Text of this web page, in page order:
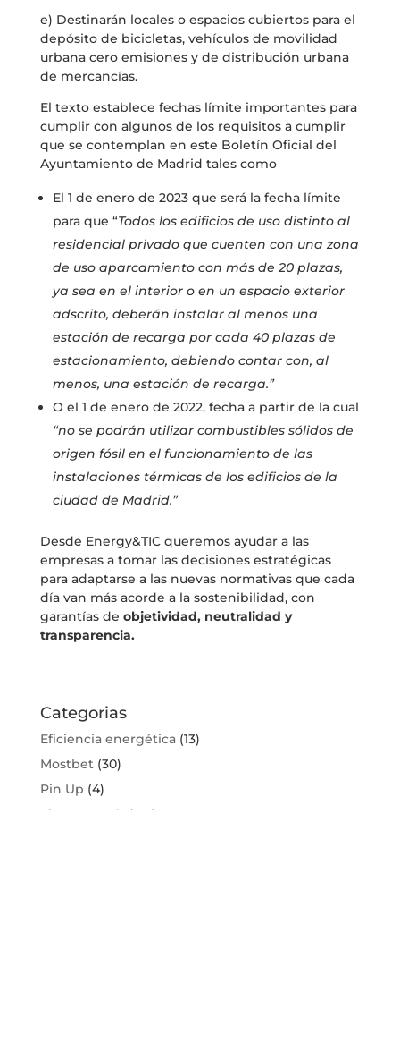
e) Destinarán locales o espacios cubiertos para el
depósito de bicicletas, vehículos de movilidad
urbana cero emisiones y de distribución urbana
de mercancías.
El texto establece fechas límite importantes para
cumplir con algunos de los requisitos a cumplir
que se contemplan en este Boletín Oficial del
Ayuntamiento de Madrid tales como
El 1 de enero de 2023 que será la fecha límite
para que “Todos los edificios de uso distinto al
residencial privado que cuenten con una zona
de uso aparcamiento con más de 20 plazas,
ya sea en el interior o en un espacio exterior
adscrito, deberán instalar al menos una
estación de recarga por cada 40 plazas de
estacionamiento, debiendo contar con, al
menos, una estación de recarga.”
O el 1 de enero de 2022, fecha a partir de la cual
“no se podrán utilizar combustibles sólidos de
origen fósil en el funcionamiento de las
instalaciones térmicas de los edificios de la
ciudad de Madrid.”
Desde Energy&TIC queremos ayudar a las
empresas a tomar las decisiones estratégicas
para adaptarse a las nuevas normativas que cada
día van más acorde a la sostenibilidad, con
garantías de objetividad, neutralidad y
transparencia.
Categorias
Eficiencia energética(13)
Mostbet(30)
Pin Up (4)
Sin categoría
(175)